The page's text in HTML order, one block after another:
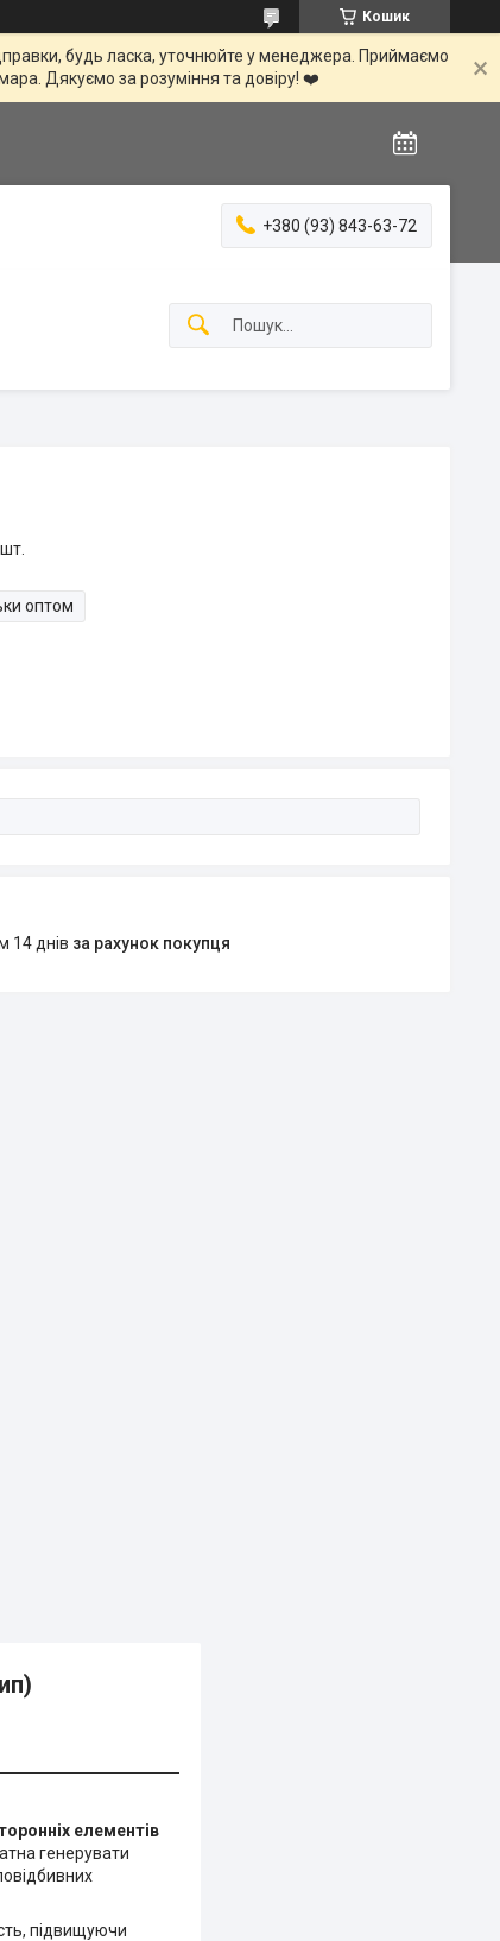
Кошик
будь ласка, уточнюйте у менеджера. Приймаємо
Дякуємо за розуміння та довіру! ❤️
+380 (93) 843-63-72
оптом
14 днів за рахунок покупця
елементів
генерувати
підвищуючи